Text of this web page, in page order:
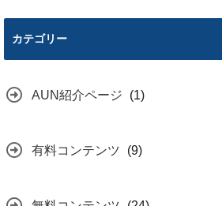
カテゴリー
AUN紹介ページ (1)
有料コンテンツ (9)